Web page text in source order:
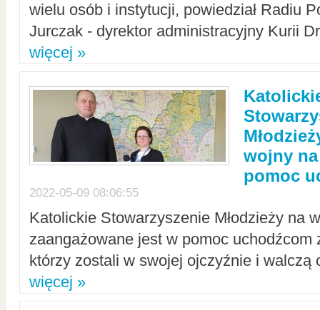
wielu osób i instytucji, powiedział Radiu
Jurczak - dyrektor administracyjny Kurii
więcej »
wojny
pomoc
2022-05-09 08:06:55
Katolickie Stowarzyszenie Młodzieży na
zaangażowane jest w pomoc uchodźcom
którzy zostali w swojej ojczyźnie i walczą
więcej »